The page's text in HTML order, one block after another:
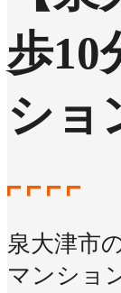
歩10
ショ
泉大津市
マンショ